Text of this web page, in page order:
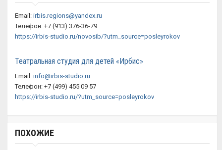
Email: irbis.regions@yandex.ru
Телефон: +7 (913) 376-36-79
https://irbis-studio.ru/novosib/?utm_source=posleyrokov
Театральная студия для детей «Ирбис»
Email: info@irbis-studio.ru
Телефон: +7 (499) 455 09 57
https://irbis-studio.ru/?utm_source=posleyrokov
ПОХОЖИЕ